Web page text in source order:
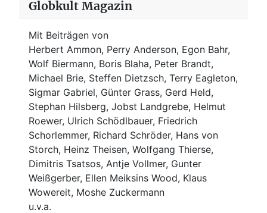
Globkult Magazin
Mit Beiträgen von
Herbert Ammon, Perry Anderson, Egon Bahr,
Wolf Biermann, Boris Blaha, Peter Brandt,
Michael Brie, Steffen Dietzsch, Terry Eagleton,
Sigmar Gabriel, Günter Grass, Gerd Held,
Stephan Hilsberg, Jobst Landgrebe, Helmut
Roewer, Ulrich Schödlbauer, Friedrich
Schorlemmer, Richard Schröder, Hans von
Storch, Heinz Theisen, Wolfgang Thierse,
Dimitris Tsatsos, Antje Vollmer, Gunter
Weißgerber, Ellen Meiksins Wood, Klaus
Wowereit, Moshe Zuckermann
u.v.a.